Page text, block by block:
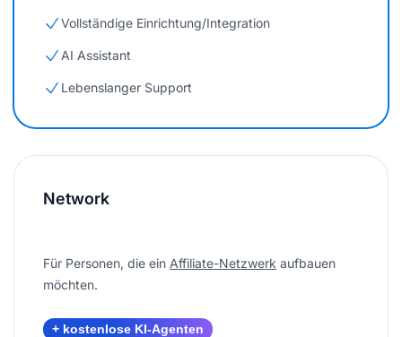
Vollständige Einrichtung/Integration
AI Assistant
Lebenslanger Support
Network
Für Personen, die ein Affiliate-Netzwerk aufbauen
möchten.
+ kostenlose KI-Agenten